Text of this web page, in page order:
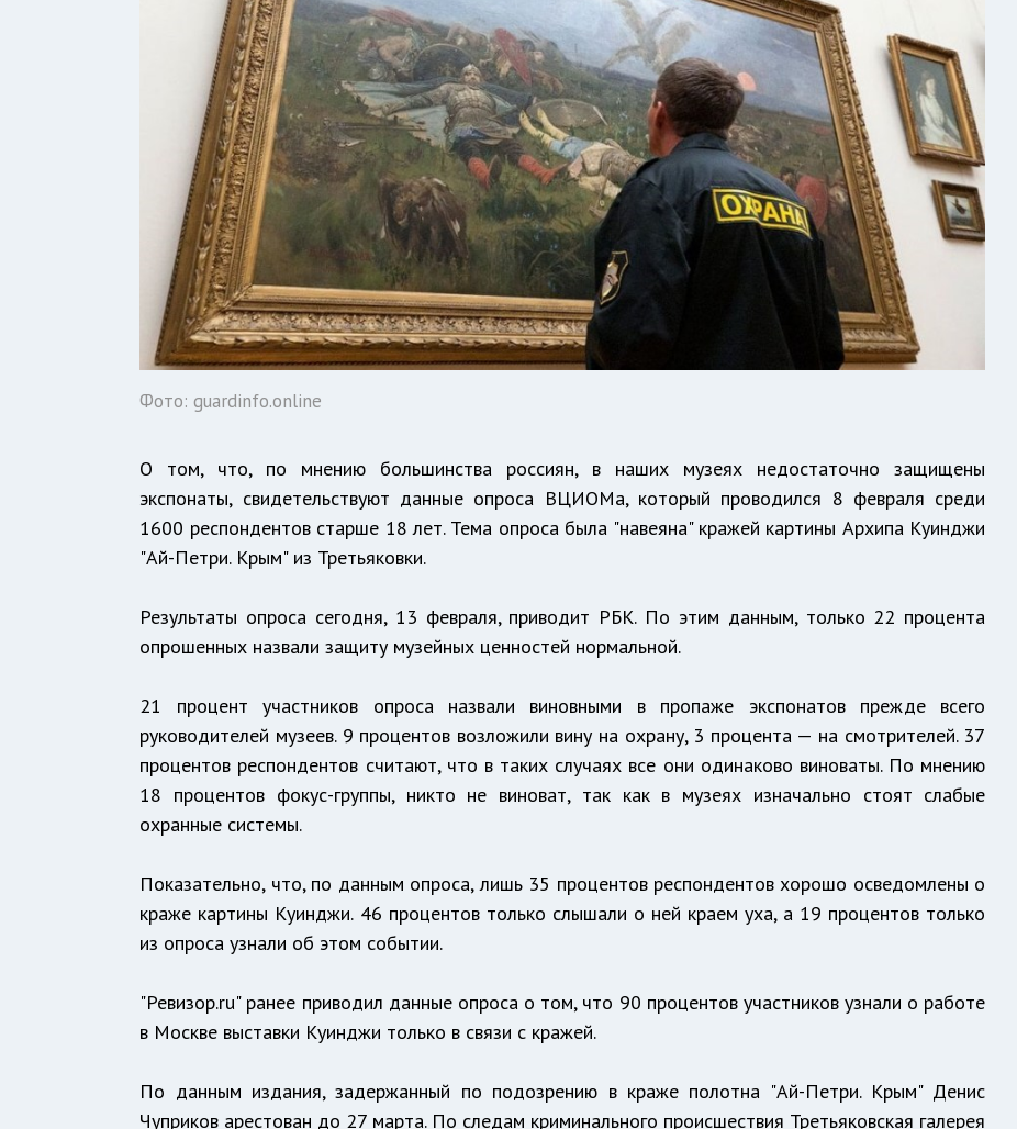
Фото: guardinfo.online
О том, что, по мнению большинства россиян, в наших музеях недостаточно защищены
экспонаты, свидетельствуют данные опроса ВЦИОМа, который проводился 8 февраля среди
1600 респондентов старше 18 лет. Тема опроса была "навеяна" кражей картины Архипа Куинджи
"Ай-Петри. Крым" из Третьяковки.
Результаты опроса сегодня, 13 февраля, приводит РБК. По этим данным, только 22 процента
опрошенных назвали защиту музейных ценностей нормальной.
21 процент участников опроса назвали виновными в пропаже экспонатов прежде всего
руководителей музеев. 9 процентов возложили вину на охрану, 3 процента — на смотрителей. 37
процентов респондентов считают, что в таких случаях все они одинаково виноваты. По мнению
18 процентов фокус-группы, никто не виноват, так как в музеях изначально стоят слабые
охранные системы.
Показательно, что, по данным опроса, лишь 35 процентов респондентов хорошо осведомлены о
краже картины Куинджи. 46 процентов только слышали о ней краем уха, а 19 процентов только
из опроса узнали об этом событии.
"Ревизор.ru" ранее приводил данные опроса о том, что 90 процентов участников узнали о работе
в Москве выставки Куинджи только в связи с кражей.
По данным издания, задержанный по подозрению в краже полотна "Ай-Петри. Крым" Денис
Чуприков арестован до 27 марта. По следам криминального происшествия Третьяковская галерея